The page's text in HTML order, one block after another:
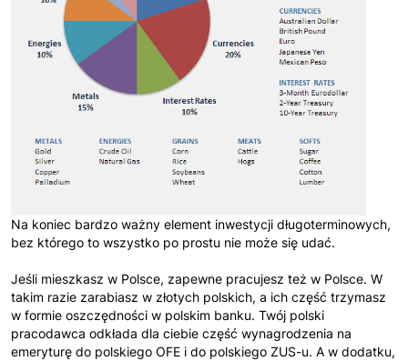
Na koniec bardzo ważny element inwestycji długoterminowych,
bez którego to wszystko po prostu nie może się udać.
Jeśli mieszkasz w Polsce, zapewne pracujesz też w Polsce. W
takim razie zarabiasz w złotych polskich, a ich część trzymasz
w formie oszczędności w polskim banku. Twój polski
pracodawca odkłada dla ciebie część wynagrodzenia na
emeryturę do polskiego OFE i do polskiego ZUS-u. A w dodatku,